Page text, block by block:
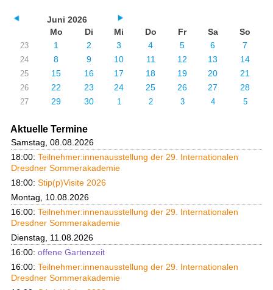
Juni 2026
Mo
Di Mi Do Fr Sa So
23 1 2 3 4 5 6 7
24 8 9 10 11 12 13 14
25 15 16 17 18 19 20 21
26 22 23 24 25 26 27 28
27 29 30 1 2 3 4 5
Aktuelle Termine
Samstag, 08.08.2026
18:00: Teilnehmer:innenausstellung der 29. Internationalen
Dresdner Sommerakademie
18:00: Stip(p)Visite 2026
Montag, 10.08.2026
16:00: Teilnehmer:innenausstellung der 29. Internationalen
Dresdner Sommerakademie
Dienstag, 11.08.2026
16:00: offene Gartenzeit
16:00: Teilnehmer:innenausstellung der 29. Internationalen
Dresdner Sommerakademie